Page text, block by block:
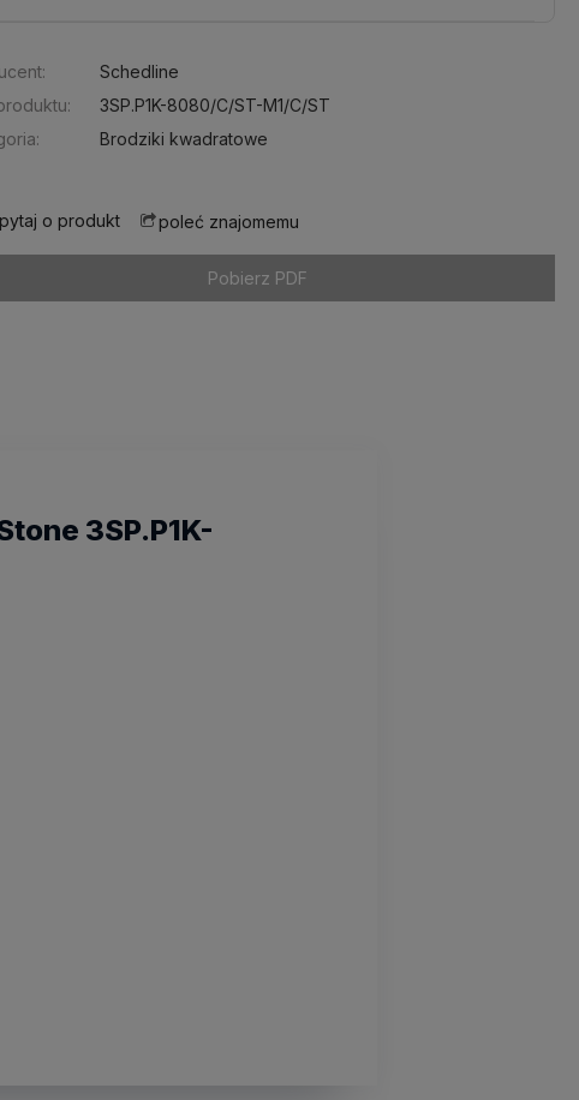
Schedline
3SP.P1K-8080/C/ST-M1/C/ST
Brodziki kwadratowe
o produkt poleć znajomemu
Pobierz PDF
3SP.P1K-